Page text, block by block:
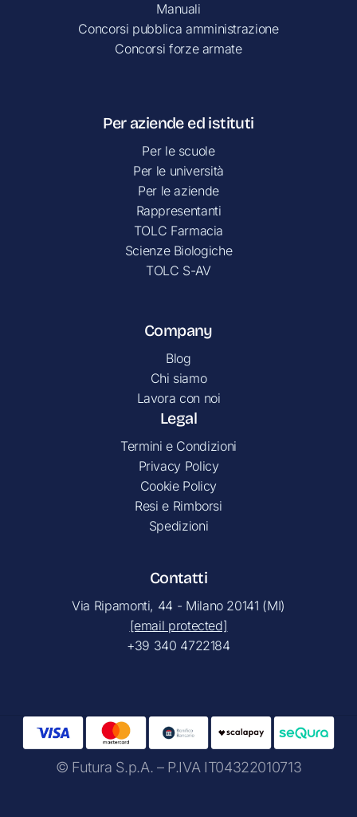
Manuali
Concorsi pubblica amministrazione
Concorsi forze armate
Per aziende ed istituti
Per le scuole
Per le università
Per le aziende
Rappresentanti
TOLC Farmacia
Scienze Biologiche
TOLC S-AV
Company
Blog
Chi siamo
Lavora con noi
Legal
Termini e Condizioni
Privacy Policy
Cookie Policy
Resi e Rimborsi
Spedizioni
Contatti
Via Ripamonti, 44 - Milano 20141 (MI)
[email protected]
+39 340 4722184
© Futura S.p.A. – P.IVA IT04322010713